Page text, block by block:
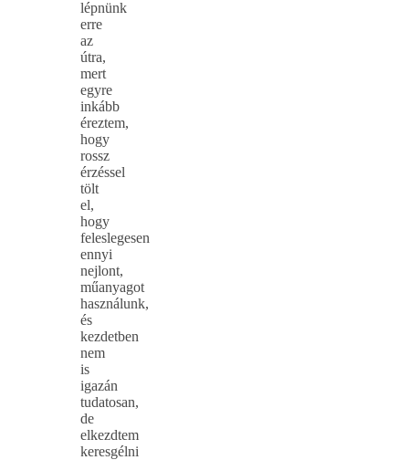
lépnünk
erre
az
útra,
mert
egyre
inkább
éreztem,
hogy
rossz
érzéssel
tölt
el,
hogy
feleslegesen
ennyi
nejlont,
műanyagot
használunk,
és
kezdetben
nem
is
igazán
tudatosan,
de
elkezdtem
keresgélni